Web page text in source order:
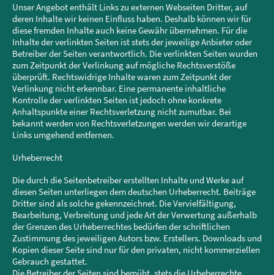
Unser Angebot enthält Links zu externen Webseiten Dritter, auf
deren Inhalte wir keinen Einfluss haben. Deshalb können wir für
diese fremden Inhalte auch keine Gewähr übernehmen. Für die
Inhalte der verlinkten Seiten ist stets der jeweilige Anbieter oder
Betreiber der Seiten verantwortlich. Die verlinkten Seiten wurden
zum Zeitpunkt der Verlinkung auf mögliche Rechtsverstöße
überprüft. Rechtswidrige Inhalte waren zum Zeitpunkt der
Verlinkung nicht erkennbar. Eine permanente inhaltliche
Kontrolle der verlinkten Seiten ist jedoch ohne konkrete
Anhaltspunkte einer Rechtsverletzung nicht zumutbar. Bei
bekannt werden von Rechtsverletzungen werden wir derartige
Links umgehend entfernen.
Urheberrecht
Die durch die Seitenbetreiber erstellten Inhalte und Werke auf
diesen Seiten unterliegen dem deutschen Urheberrecht. Beiträge
Dritter sind als solche gekennzeichnet. Die Vervielfältigung,
Bearbeitung, Verbreitung und jede Art der Verwertung außerhalb
der Grenzen des Urheberrechtes bedürfen der schriftlichen
Zustimmung des jeweiligen Autors bzw. Erstellers. Downloads und
Kopien dieser Seite sind nur für den privaten, nicht kommerziellen
Gebrauch gestattet.